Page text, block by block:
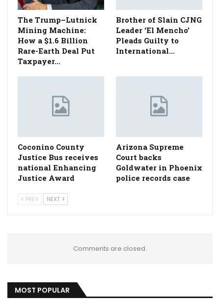
The Trump–Lutnick
Mining Machine:
How a $1.6 Billion
Rare-Earth Deal Put
Taxpayer…
Brother of Slain CJNG
Leader ‘El Mencho’
Pleads Guilty to
International…
Coconino County
Justice Bus receives
national Enhancing
Justice Award
Arizona Supreme
Court backs
Goldwater in Phoenix
police records case
PREV NEXT
Comments are closed.
MOST POPULAR